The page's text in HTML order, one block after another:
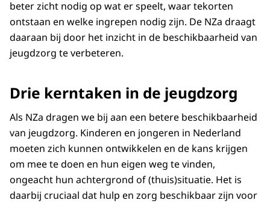
beter zicht nodig op wat er speelt, waar tekorten
ontstaan en welke ingrepen nodig zijn. De NZa draagt
daaraan bij door het inzicht in de beschikbaarheid van
jeugdzorg te verbeteren.
Drie kerntaken in de jeugdzorg
Als NZa dragen we bij aan een betere beschikbaarheid
van jeugdzorg. Kinderen en jongeren in Nederland
moeten zich kunnen ontwikkelen en de kans krijgen
om mee te doen en hun eigen weg te vinden,
ongeacht hun achtergrond of (thuis)situatie. Het is
daarbij cruciaal dat hulp en zorg beschikbaar zijn voor